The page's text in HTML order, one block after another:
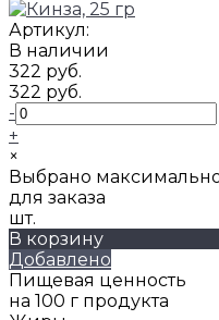
Артикул:
В наличии
322 руб.
322 руб.
-
+
×
Выбрано
для заказа
шт.
В корзину
Добавлено
Пищевая ценность
на 100 г продукта